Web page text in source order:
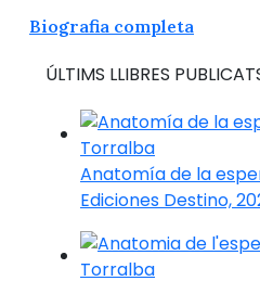
Biografia completa
ÚLTIMS LLIBRES
Anatomía de la
Ediciones Destino,